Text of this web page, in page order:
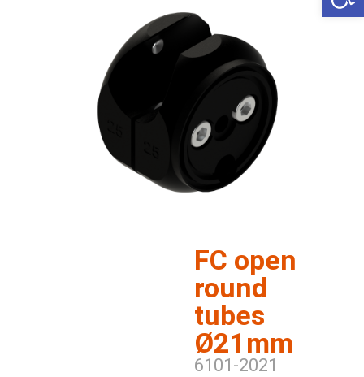
FC open
round
tubes
Ø21mm
6101-2021